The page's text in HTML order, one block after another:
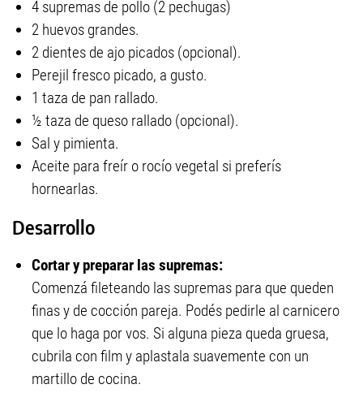
4 supremas de pollo (2 pechugas)
2 huevos grandes.
2 dientes de ajo picados (opcional).
Perejil fresco picado, a gusto.
1 taza de pan rallado.
½ taza de queso rallado (opcional).
Sal y pimienta.
Aceite para freír o rocío vegetal si preferís
hornearlas.
Desarrollo
Cortar y preparar las supremas:
Comenzá fileteando las supremas para que queden
finas y de cocción pareja. Podés pedirle al carnicero
que lo haga por vos. Si alguna pieza queda gruesa,
cubrila con film y aplastala suavemente con un
martillo de cocina.